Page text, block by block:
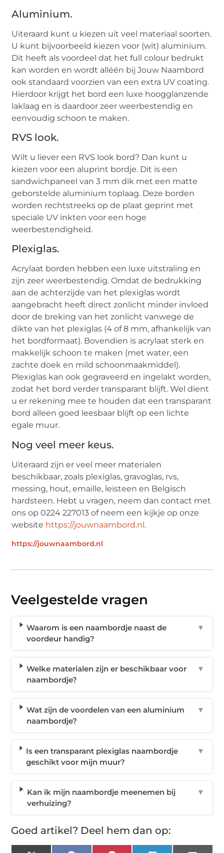
Aluminium.
Uiteraard kunt u kiezen uit veel materiaal soorten.
U kunt bijvoorbeeld kiezen voor (wit) aluminium.
Dit heeft als voordeel dat het full colour bedrukt
kan worden en wordt alléén bij Jouw Naambord
ook standaard voorzien van een extra UV coating.
Hierdoor krijgt het bord een luxe hoogglanzende
laklaag en is daardoor zeer weerbestendig en
eenvoudig schoon te maken.
RVS look.
Wilt u liever een RVS look bord? Dan kunt u
kiezen voor een aluprint bordje. Dit is een
sandwichpaneel van 3 mm dik met een matte
geborstelde aluminium toplaag. Deze borden
worden rechtstreeks op de plaat geprint met
speciale UV inkten voor een hoge
weerbestendigheid.
Plexiglas.
Acrylaat borden hebben een luxe uitstraling en
zijn zeer weerbestendig. Omdat de bedrukking
aan de achterzijde van het plexiglas wordt
aangebracht heeft direct zonlicht minder invloed
door de breking van het zonlicht vanwege de
dikte van het plexiglas (4 of 8 mm, afhankelijk van
het bordformaat). Bovendien is acrylaat sterk en
makkelijk schoon te maken (met water, een
zachte doek en mild schoonmaakmiddel).
Plexiglas kan ook gegraveerd en ingelakt worden,
zodat het bord verder transparant blijft. Wel dient
u er rekening mee te houden dat een transparant
bord alleen goed leesbaar blijft op een lichte
egale muur.
Nog veel meer keus.
Uiteraard zijn er veel meer materialen
beschikbaar, zoals plexiglas, gravoglas, rvs,
messing, hout, emaille, leisteen en Belgisch
hardsteen. Hebt u vragen, neem dan contact met
ons op 0224 227013 of neem een kijkje op onze
website https://jouwnaambord.nl.
https://jouwnaambord.nl
Veelgestelde vragen
Waarom is een naambordje naast de
voordeur handig?
▼
Welke materialen zijn er beschikbaar voor
naambordje?
▼
Wat zijn de voordelen van een aluminium
naambordje?
▼
Is een transparant plexiglas naambordje
geschikt voor mijn muur?
▼
Kan ik mijn naambordje meenemen bij
verhuizing?
▼
Goed artikel? Deel hem dan op: